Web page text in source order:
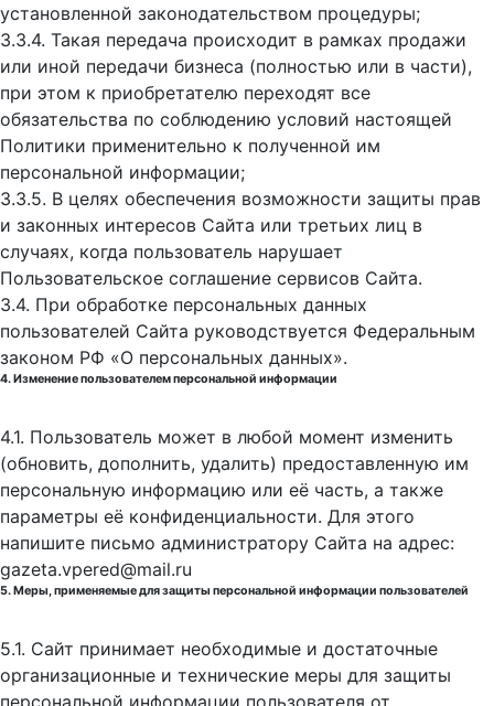
установленной законодательством процедуры;
3.3.4. Такая передача происходит в рамках продажи
или иной передачи бизнеса (полностью или в части),
при этом к приобретателю переходят все
обязательства по соблюдению условий настоящей
Политики применительно к полученной им
персональной информации;
3.3.5. В целях обеспечения возможности защиты прав
и законных интересов Сайта или третьих лиц в
случаях, когда пользователь нарушает
Пользовательское соглашение сервисов Сайта.
3.4. При обработке персональных данных
пользователей Сайта руководствуется Федеральным
законом РФ «О персональных данных».
4. Изменение пользователем персональной информации
4.1. Пользователь может в любой момент изменить
(обновить, дополнить, удалить) предоставленную им
персональную информацию или её часть, а также
параметры её конфиденциальности. Для этого
напишите письмо администратору Сайта на адрес:
gazeta.vpered@mail.ru
5. Меры, применяемые для защиты персональной информации пользователей
5.1. Сайт принимает необходимые и достаточные
организационные и технические меры для защиты